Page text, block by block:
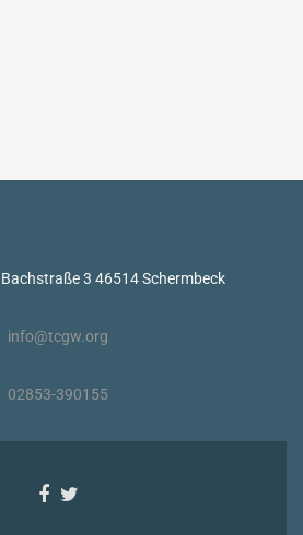
3 46514 Schermbeck
info@tcgw.org
02853-390155
Facebook-
Twitter-